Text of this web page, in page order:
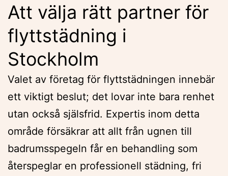
Att välja rätt partner för
flyttstädning i
Stockholm
Valet av företag för flyttstädningen innebär
ett viktigt beslut; det lovar inte bara renhet
utan också själsfrid. Expertis inom detta
område försäkrar att allt från ugnen till
badrumsspegeln får en behandling som
återspeglar en professionell städning, fri